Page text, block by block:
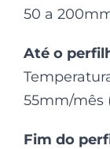
50 a
Até o
55mm/mês
Fim do